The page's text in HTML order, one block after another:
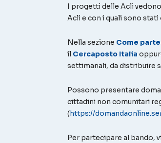
I progetti delle Acli
Acli e con i quali sono
Nella sezione Come
il Cercaposto Italia
settimanali, da distribuire
Possono presentare
cittadini non comunitari
(https://
Per partecipare al bando,